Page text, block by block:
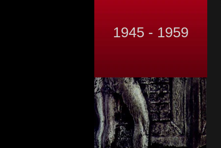
1945 - 1959